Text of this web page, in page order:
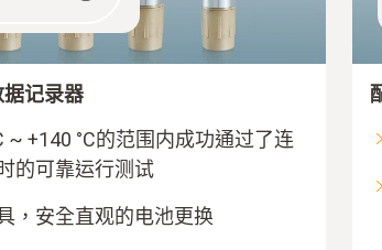
记录器
~ +140 °C的范围内成功通过了连
的可靠运行测试
，安全直观的电池更换